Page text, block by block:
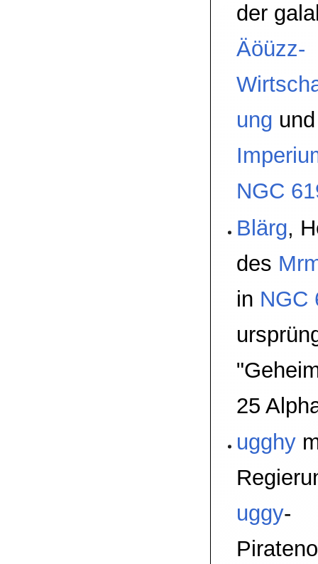
der
Äöüzz-
ung
NGC
Blärg,
des
in NGC
25
ugghy
uggy-